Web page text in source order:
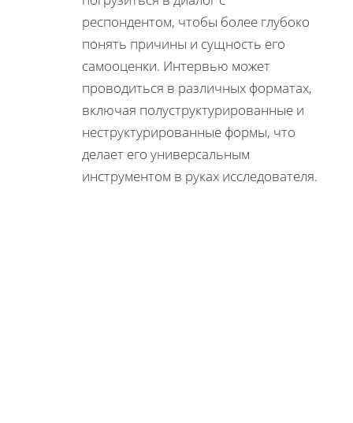
респондентом, чтобы более глубоко
понять причины и сущность его
самооценки. Интервью может
проводиться в различных форматах,
включая полуструктурированные и
неструктурированные формы, что
делает его универсальным
инструментом в руках исследователя.